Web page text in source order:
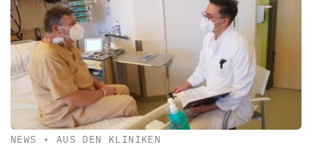
NEWS • AUS DEN KLINIKEN